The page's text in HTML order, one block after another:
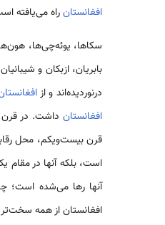
افغانستانراه می‌یافته
سکاها، یوئه‌چی‌ها،
بابریان، ازبکان و
درنوردیده‌اند و از
افغانستانداشت. در قرن
قرن بیست‌ویکم، محل
است، بلکه آنها در مقام
آنها رها می‌شده است؛
افغانستان از همه سخت‌تر